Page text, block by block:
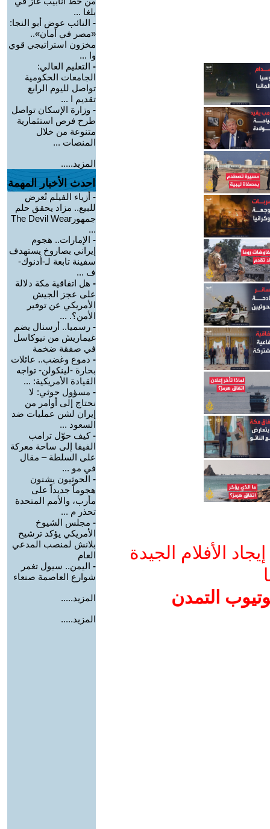
الأفلام الجيدة
التمدن
بلغا ...
- النائب عوض أبو النجا:
«مصر في أمان»..
مخزون استراتيجي قوي
وا ...
- التعليم العالي:
الجامعات الحكومية
تواصل لليوم الرابع
تقديم ا ...
- وزارة الإسكان تواصل
طرح فرص استثمارية
متنوعة من خلال
المنصات ...
المزيد.....
احدث الأخبار المهمة
- أزياء الفيلم تُعرض
للبيع.. مزاد يحقق حلم
جمهورThe Devil Wear
...
- الإمارات.. هجوم
إيراني بصاروخ يستهدف
سفينة تابعة لـ-أدنوك-
ف ...
- هل اتفاقية مكة دلالة
على عجز الجيش
الأمريكي عن توفير
الأمن؟. ...
- رسميا.. أرسنال يضم
غيماريش من نيوكاسل
في صفقة ضخمة
- دموع وغضب.. عائلات
بحارة -لينكولن- تواجه
القيادة الأمريكية: ...
- مسؤول حوثي: لا
نحتاج إلى أوامر من
إيران لشن عمليات ضد
السعود ...
-كيف حوّل ترامب
الفيفا إلى ساحة معركة
على السلطة – مقال
في مو ...
- الحوثيون يشنون
هجوماً جديداً على
مأرب، والأمم المتحدة
تحذر م ...
- مجلس الشيوخ
الأمريكي يؤكد ترشيح
بلانش لمنصب المدعي
العام
- اليمن.. سيول تغمر
شوارع العاصمة صنعاء
المزيد.....
المزيد.....